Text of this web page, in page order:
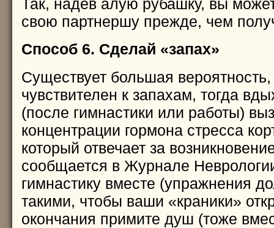
свою партнершу прежде, чем
Способ 6. Сделай «запах»
Существует большая
чувствителен к запахам, тогда
(после гимнастики или работы)
концентрации гормона стресса
который отвечает за
сообщается в Журнале
гимнастику вместе (упражнения
такими, чтобы ваши «краники»
окончания примите душ (тоже